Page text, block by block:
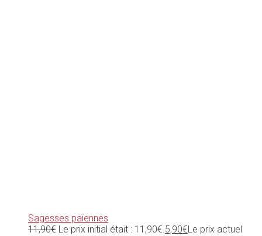
Sagesses païennes
11,90€ Le prix initial était : 11,90€.5,90€Le prix actuel